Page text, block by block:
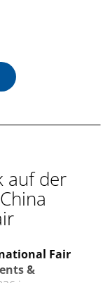
2026 in
die
und
– in diesem
und
auf der
Fair
&